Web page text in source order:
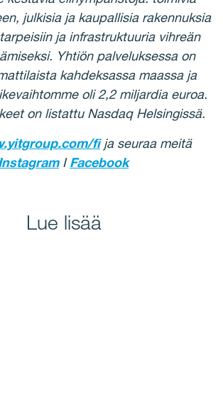
julkisia ja kaupallisia rakennuksia
ja infrastruktuuria vihreän
Yhtiön palveluksessa on
kahdeksassa maassa ja
oli 2,2 miljardia euroa.
on listattu Nasdaq Helsingissä.
m/fija seuraa meitä
IFacebook
Lue lisää